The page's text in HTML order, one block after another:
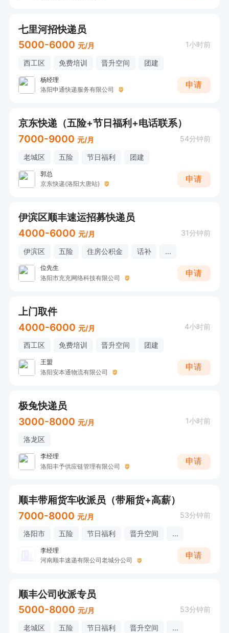
七里河招快递员
5000-6000 元/月 1小时前
西工区 免费培训 晋升空间 团建
杨经理
洛阳申通快递服务有限公司
申请
京东快递（五险+节日福利+电话联系）
7000-9000 元/月 54分钟前
老城区 五险 节日福利 团建
郭总
京东快递(洛阳大唐站)
申请
伊滨区顺丰速运招募快递员
4000-6000 元/月 31分钟前
伊滨区 五险 住房公积金 话补 ...
位先生
洛阳市充充网络科技有限公司
申请
上门取件
4000-6000 元/月 4小时前
西工区 免费培训 晋升空间 团建
王盟
洛阳安本通物流有限公司
申请
极兔快递员
3000-8000 元/月 1小时前
洛龙区
李经理
洛阳丰予供应链管理有限公司
申请
顺丰带厢货车收派员（带厢货+高薪）
7000-8000 元/月 53分钟前
洛阳市 五险 节日福利 晋升空间 ...
李经理
河南顺丰速递有限公司老城分公司
申请
顺丰公司收派专员
5000-8000 元/月 53分钟前
老城区 五险 节日福利 晋升空间 ...